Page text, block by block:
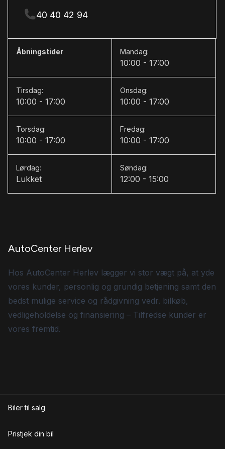
Servostyring
Splitbagsæder
T
Tågelygter
Xenonlygter
40 40 42 94
Åbningstider Mandag:
10:00 - 17:00
Tirsdag:
10:00 - 17:00
Onsdag:
10:00 - 17:00
Torsdag:
10:00 - 17:00
Fredag:
10:00 - 17:00
Lørdag:
Lukket
Søndag:
12:00 - 15:00
AutoCenter Herlev
Hos AutoCenter Herlev lægger vi stor vægt på, at yde
vores kunder, personlig og grundig betjening samt den
bedst mulige service og rådgivning vedr. bilkøb,
vedligeholdelse og finansiering – Tilfredse kunder er
vores fremtid.
Biler til salg
Pristjek din bil